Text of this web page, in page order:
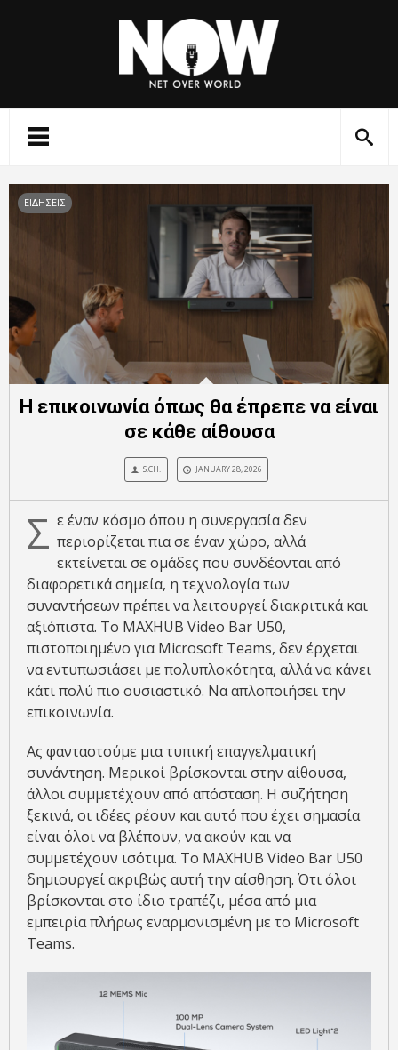
ΕΙΔΗΣΕΙΣ
Η επικοινωνία όπως θα έπρεπε να είναι
σε κάθε αίθουσα
S.CH. JANUARY 28, 2026
Σ ε έναν κόσμο όπου η συνεργασία δεν
περιορίζεται πια σε έναν χώρο, αλλά
εκτείνεται σε ομάδες που συνδέονται από
διαφορετικά σημεία, η τεχνολογία των
συναντήσεων πρέπει να λειτουργεί διακριτικά και
αξιόπιστα. Το MAXHUB Video Bar U50,
πιστοποιημένο για Microsoft Teams, δεν έρχεται
να εντυπωσιάσει με πολυπλοκότητα, αλλά να κάνει
κάτι πολύ πιο ουσιαστικό. Να απλοποιήσει την
επικοινωνία.
Ας φανταστούμε μια τυπική επαγγελματική
συνάντηση. Μερικοί βρίσκονται στην αίθουσα,
άλλοι συμμετέχουν από απόσταση. Η συζήτηση
ξεκινά, οι ιδέες ρέουν και αυτό που έχει σημασία
είναι όλοι να βλέπουν, να ακούν και να
συμμετέχουν ισότιμα. Το MAXHUB Video Bar U50
δημιουργεί ακριβώς αυτή την αίσθηση. Ότι όλοι
βρίσκονται στο ίδιο τραπέζι, μέσα από μια
εμπειρία πλήρως εναρμονισμένη με το Microsoft
Teams.